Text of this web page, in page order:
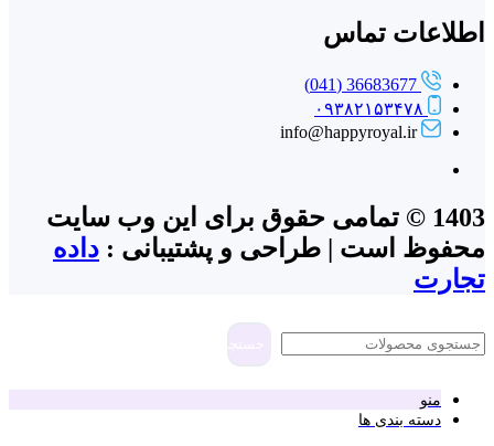
اطلاعات تماس
36683677 (041)
۰۹۳۸۲۱۵۳۴۷۸
info@happyroyal.ir
1403 © تمامی حقوق برای این وب سایت
محفوظ است | طراحی و پشتیبانی : داده
تجارت
منو
دسته بندی ها